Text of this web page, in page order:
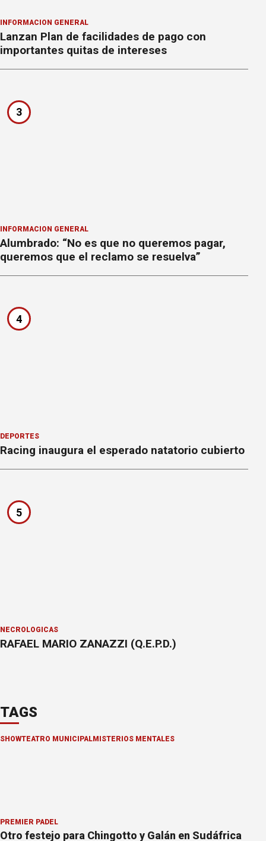
INFORMACION GENERAL
Lanzan Plan de facilidades de pago con
importantes quitas de intereses
3
INFORMACION GENERAL
Alumbrado: “No es que no queremos pagar,
queremos que el reclamo se resuelva”
4
DEPORTES
Racing inaugura el esperado natatorio cubierto
5
NECROLÓGICAS
RAFAEL MARIO ZANAZZI (Q.E.P.D.)
TAGS
SHOWTEATRO MUNICIPAL MISTERIOS MENTALES
PREMIER PÁDEL
Otro festejo para Chingotto y Galán en Sudáfrica